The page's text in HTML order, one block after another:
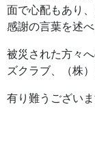
面で心配もあり
感謝の言葉を述べ
被災された方々
ズクラブ、（株
有り難うございま